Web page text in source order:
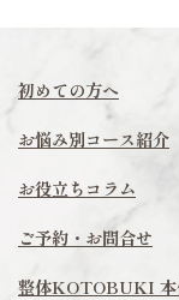
初めての方へ
お悩み別コース紹介
お役立ちコラム
ご予約・お問合せ
整体KOTOBUKI 本